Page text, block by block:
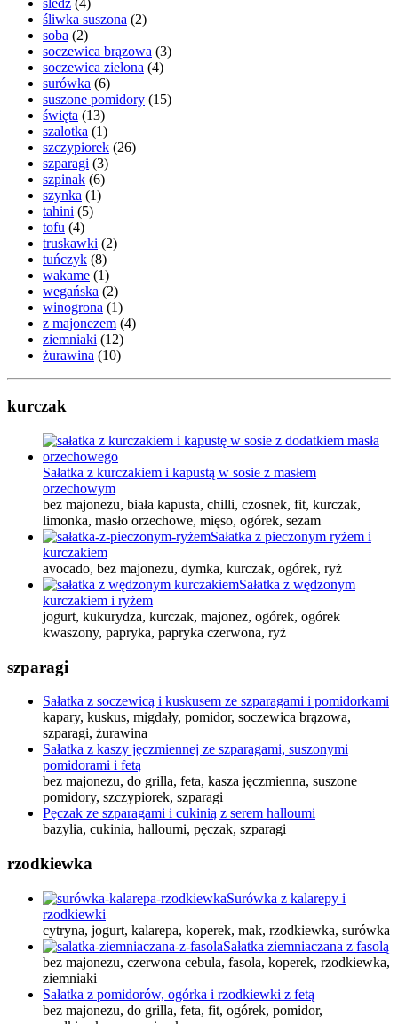
śledź (4)
śliwka suszona (2)
soba (2)
soczewica brązowa (3)
soczewica zielona (4)
surówka (6)
suszone pomidory (15)
święta (13)
szalotka (1)
szczypiorek (26)
szparagi (3)
szpinak (6)
szynka (1)
tahini (5)
tofu (4)
truskawki (2)
tuńczyk (8)
wakame (1)
wegańska (2)
winogrona (1)
z majonezem (4)
ziemniaki (12)
żurawina (10)
kurczak
Sałatka z kurczakiem i kapustą w sosie z masłem
orzechowym
bez majonezu, biała kapusta, chilli, czosnek, fit, kurczak,
limonka, masło orzechowe, mięso, ogórek, sezam
Sałatka z pieczonym ryżem i
kurczakiem
avocado, bez majonezu, dymka, kurczak, ogórek, ryż
Sałatka z wędzonym
kurczakiem i ryżem
jogurt, kukurydza, kurczak, majonez, ogórek, ogórek
kwaszony, papryka, papryka czerwona, ryż
szparagi
Sałatka z soczewicą i kuskusem ze szparagami i pomidorkami
kapary, kuskus, migdały, pomidor, soczewica brązowa,
szparagi, żurawina
Sałatka z kaszy jęczmiennej ze szparagami, suszonymi
pomidorami i fetą
bez majonezu, do grilla, feta, kasza jęczmienna, suszone
pomidory, szczypiorek, szparagi
Pęczak ze szparagami i cukinią z serem halloumi
bazylia, cukinia, halloumi, pęczak, szparagi
rzodkiewka
Surówka z kalarepy i
rzodkiewki
cytryna, jogurt, kalarepa, koperek, mak, rzodkiewka, surówka
Sałatka ziemniaczana z fasolą
bez majonezu, czerwona cebula, fasola, koperek, rzodkiewka,
ziemniaki
Sałatka z pomidorów, ogórka i rzodkiewki z fetą
bez majonezu, do grilla, feta, fit, ogórek, pomidor,